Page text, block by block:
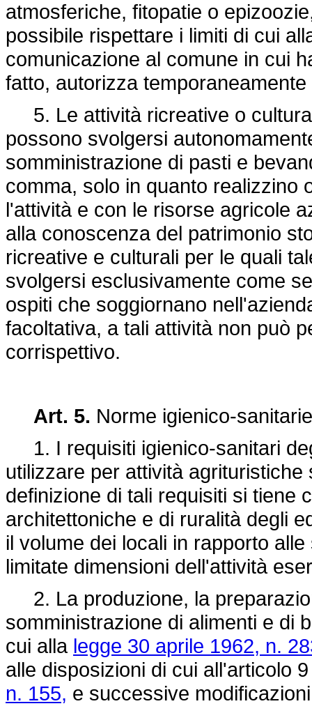
atmosferiche, fitopatie o
possibile rispettare i limiti di cui
comunicazione al comune in cui
fatto, autorizza
5. Le attività ricreative o
possono svolgersi
somministrazione di pasti e
comma, solo in quanto realizzino
l'attività e con le risorse agricole
alla conoscenza del patrimonio
ricreative e culturali per le quali
svolgersi esclusivamente come
ospiti che soggiornano
facoltativa, a tali attività non può
corrispettivo.
Art. 5. Norme igienico-sanitarie
1. I requisiti igienico-sanitari
utilizzare per attività
definizione di tali requisiti si tiene
architettoniche e di ruralità degli
il volume dei locali in rapporto
limitate dimensioni dell'attività
2. La produzione, la
somministrazione di alimenti e di
cui alla legge 30 aprile 1962, n.
alle disposizioni di cui all'articolo
n. 155, e successive